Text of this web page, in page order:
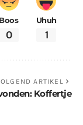
Boos
0
Uhuh
1
ARTIKEL
Koffertje